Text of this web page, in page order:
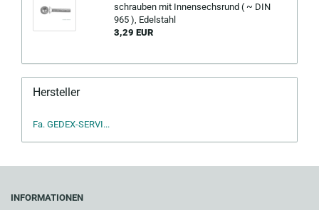
schrau­ben mit In­nen­sechs­rund ( ~ DIN
965 ), Edel­stahl
3,29 EUR
Hersteller
Fa. GEDEX-SERVI...
INFORMATIONEN